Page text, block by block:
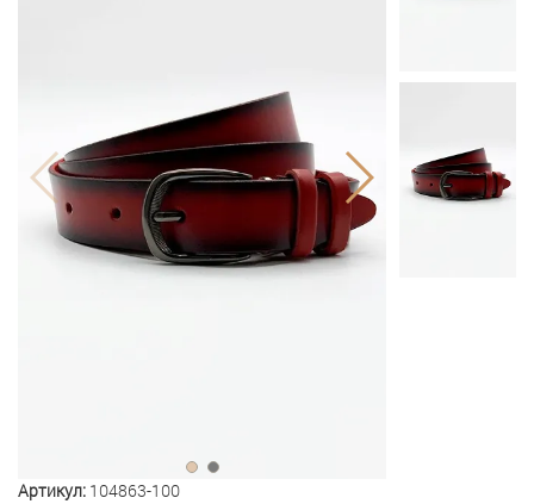
Артикул: 104863-100